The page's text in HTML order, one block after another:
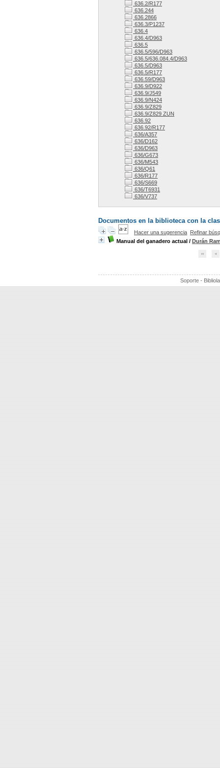
636.2/R177
636.244
636.2866
636.3/P1237
636.4
636.4/D963
636.5
636.5/596/D963
636.5/636.084.4/D963
636.5/D963
636.5/R177
636.59/D963
636.9/D922
636.9/J549
636.9/N424
636.9/Z829
636.9/Z829 ZUN
636.92
636.92/R177
636/A357
636/D162
636/D963
636/G673
636/M543
636/Q61
636/R177
636/S669
636/T6931
636/V737
Documentos en la biblioteca con la
Hacer una sugerencia Refinar
Manual del ganadero actual / Durán
Soporte -